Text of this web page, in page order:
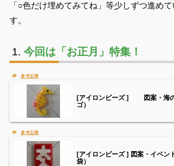
「○色だけ埋めてみてね」等少しずつ進め
す。
今回は「お正月」特集！
[アイロンビーズ ] 図案・海の
ゴ）
[アイロンビーズ ] 図案・イベン
袋）